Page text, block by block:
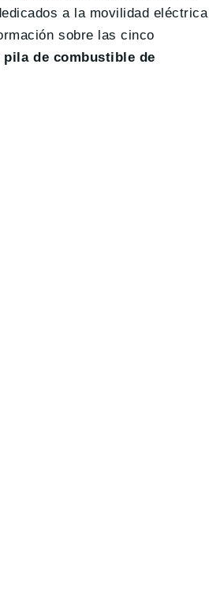
a la movilidad eléctrica
sobre las cinco
de combustible de